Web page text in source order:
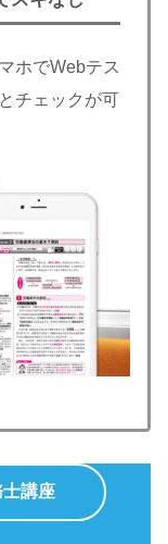
ホでWebテス
チェックが可
講座